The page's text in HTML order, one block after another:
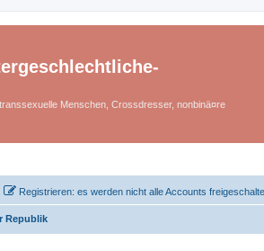
Menschen, Crossdresser, nonbinä¤re
Registrieren: es werden nicht alle Accounts
Republik